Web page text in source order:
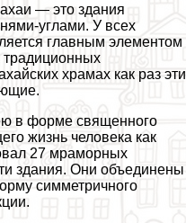
— это здания
углами. У всех
главным элементом
традиционных
храмах как раз эти
в форме священного
жизнь человека как
27 мраморных
здания. Они объединены
симметричного